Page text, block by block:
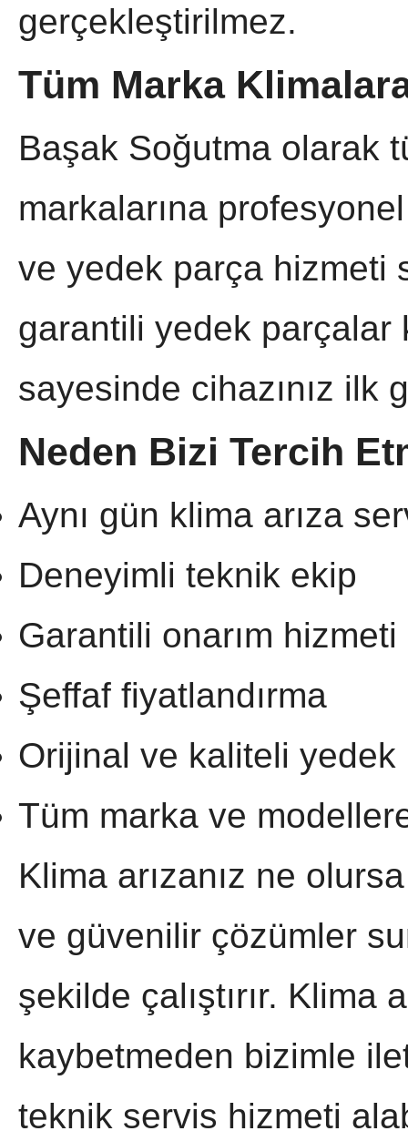
gerçekleştirilmez.
Tüm Marka
Başak Soğutma olarak
markalarına
ve yedek parça hizmeti
garantili yedek parçalar
sayesinde cihazınız ilk
Neden Bizi Tercih
Aynı gün klima arıza
Deneyimli teknik ekip
Garantili onarım hizmeti
Şeffaf fiyatlandırma
Orijinal ve kaliteli yedek
Tüm marka ve
Klima arızanız ne
ve güvenilir çözümler
şekilde çalıştırır. Klima
kaybetmeden bizimle
teknik servis hizmeti